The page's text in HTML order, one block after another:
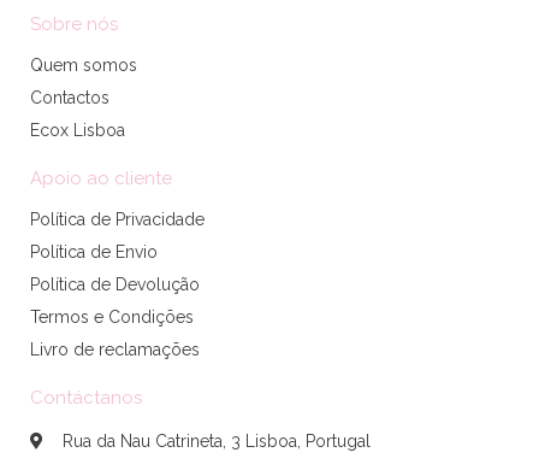
Sobre nós
Quem somos
Contactos
Ecox Lisboa
Apoio ao cliente
Política de Privacidade
Política de Envio
Política de Devolução
Termos e Condições
Livro de reclamações
Contáctanos
Rua da Nau Catrineta, 3 Lisboa, Portugal